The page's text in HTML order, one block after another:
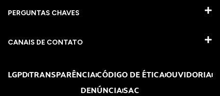
PERGUNTAS CHAVES​
CANAIS DE CONTATO
LGPDTRANSPARÊNCIACÓDIGO DE ÉTICAOUVIDORIA
DENÚNCIASAC